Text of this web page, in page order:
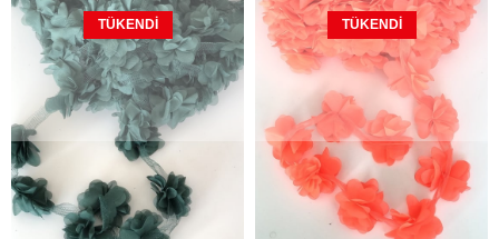
TÜKENDI TÜKENDI